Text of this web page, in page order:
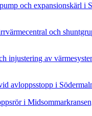
och expansionskärl i
och
injustering av
avloppsstopp i
i